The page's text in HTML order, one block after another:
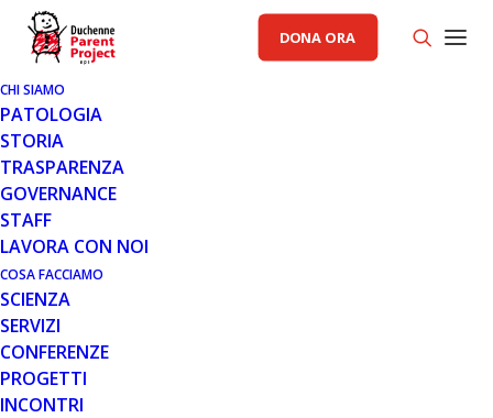
DONA ORA
CHI SIAMO
PATOLOGIA
STORIA
TRASPARENZA
GOVERNANCE
STAFF
LAVORA CON NOI
COSA FACCIAMO
SCIENZA
SERVIZI
CONFERENZE
PROGETTI
INCONTRI
AREA SCIENZA PP
15 MAG 2020
AGGIORNAMENTO SULLA
SOSPENSIONE DEL TRIAL DI
TERAPIA GENICA CON SGT-001 DI
SOLID